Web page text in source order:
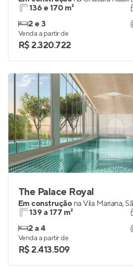
136 e 170 m²
2 e 3
Venda a partir de
R$ 2.320.722
The Palace Royal
Em construçãona Vila Mariana,
139 a 177 m²
2 a 4
Venda a partir de
R$ 2.413.509